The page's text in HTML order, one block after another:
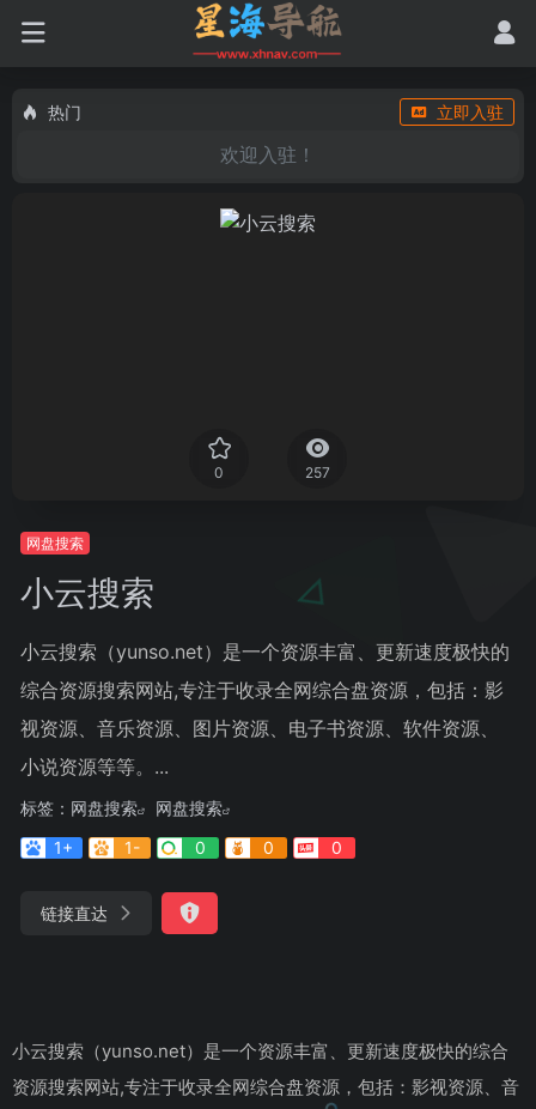
热门 立即入驻
欢迎入驻！
0 257
网盘搜索
小云搜索
小云搜索（yunso.net）是一个资源丰富、更新速度极快的
综合资源搜索网站,专注于收录全网综合盘资源，包括：影
视资源、音乐资源、图片资源、电子书资源、软件资源、
小说资源等等。...
标签： 网盘搜索
网盘搜索
1+
1- 0 0 0
链接直达
小云搜索（yunso.net）是一个资源丰富、更新速度极快的综合
资源搜索网站,专注于收录全网综合盘资源，包括：影视资源、音